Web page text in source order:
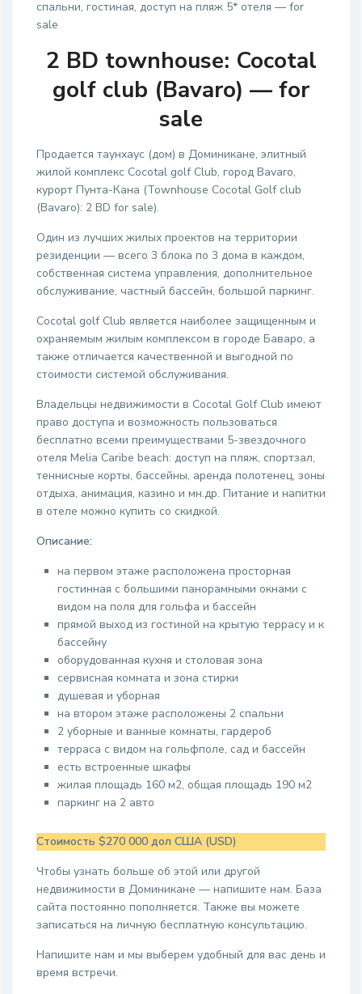
спальни, гостиная, доступ на пляж 5* отеля — for
sale
2 BD townhouse: Cocotal
golf club (Bavaro) — for
sale
Продается таунхаус (дом) в Доминикане, элитный
жилой комплекс Сocotal golf Club, город Bavaro,
курорт Пунта-Кана (Townhouse Cocotal Golf club
(Bavaro): 2 BD for sale).
Один из лучших жилых проектов на территории
резиденции — всего 3 блока по 3 дома в каждом,
собственная система управления, дополнительное
обслуживание, частный бассейн, большой паркинг.
Сocotal golf Club является наиболее защищенным и
охраняемым жилым комплексом в городе Баваро, а
также отличается качественной и выгодной по
стоимости системой обслуживания.
Владельцы недвижимости в Cocotal Golf Club имеют
право доступа и возможность пользоваться
бесплатно всеми преимуществами 5-звездочного
отеля Melia Caribe beach: доступ на пляж, спортзал,
теннисные корты, бассейны, аренда полотенец, зоны
отдыха, анимация, казино и мн.др. Питание и напитки
в отеле можно купить со скидкой.
Описание:
на первом этаже расположена просторная
гостинная с большими панорамными окнами с
видом на поля для гольфа и бассейн
прямой выход из гостиной на крытую террасу и к
бассейну
оборудованная кухня и столовая зона
сервисная комната и зона стирки
душевая и уборная
на втором этаже расположены 2 спальни
2 уборные и ванные комнаты, гардероб
терраса с видом на гольфполе, сад и бассейн
есть встроенные шкафы
жилая площадь 160 м2, общая площадь 190 м2
паркинг на 2 авто
Стоимость $270 000 дол США (USD)
Чтобы узнать больше об этой или другой
недвижимости в Доминикане — напишите нам. База
сайта постоянно пополняется. Также вы можете
записаться на личную бесплатную консультацию.
Напишите нам и мы выберем удобный для вас день и
время встречи.